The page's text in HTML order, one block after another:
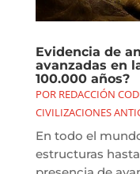
Evidencia de
avanzadas en
100.000 años?
POR REDACCIÓN
CIVILIZACIONES
En todo el
estructuras